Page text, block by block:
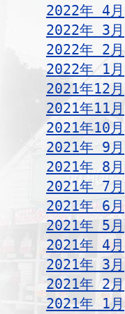
2022年 4月
2022年 3月
2022年 2月
2022年 1月
2021年12月
2021年11月
2021年10月
2021年 9月
2021年 8月
2021年 7月
2021年 6月
2021年 5月
2021年 4月
2021年 3月
2021年 2月
2021年 1月